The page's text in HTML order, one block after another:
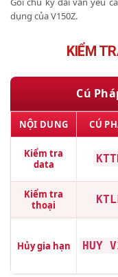
dụng của V150Z.
KIỂM
Cú
NỘI DUNG CÚ
Kiểm tra
data
Kiểm tra
thoại
Hủy gia hạn HUY